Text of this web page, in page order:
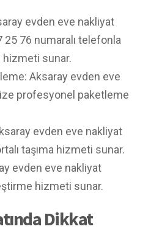
evden eve nakliyat
76 numaralı telefonla
sunar.
Aksaray evden eve
profesyonel paketleme
evden eve nakliyat
taşıma hizmeti sunar.
evden eve nakliyat
hizmeti sunar.
Dikkat